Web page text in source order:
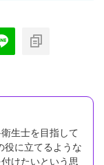
生士を目指して
役に立てるような
けたいという思